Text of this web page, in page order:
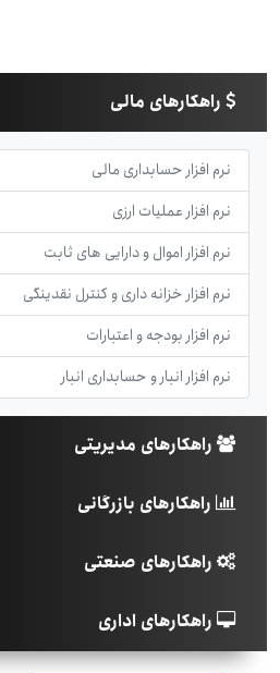
راهکارهای مالی
نرم افزار حسابداری مالی
نرم افزار عملیات ارزی
نرم افزار اموال و دارایی های ثابت
نرم افزار خزانه داری و کنترل نقدینگی
نرم افزار بودجه و اعتبارات
نرم افزار انبار و حسابداری انبار
راهکارهای مدیریتی
راهکارهای بازرگانی
راهکارهای صنعتی
راهکارهای اداری